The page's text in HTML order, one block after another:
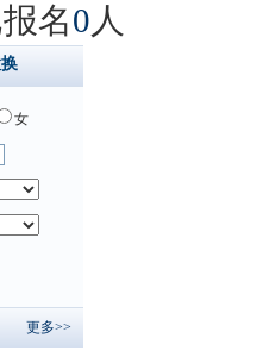
名0 人
女
更多>>